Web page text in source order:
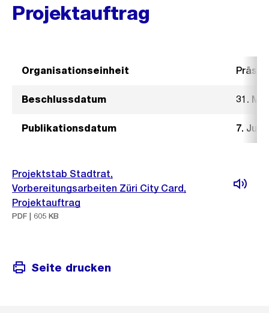
Projektauftrag
Organisationseinheit
Beschlussdatum 31.
Publikationsdatum 7. Juni
Projektstab Stadtrat,
Vorbereitungsarbeiten Züri City Card,
Projektauftrag
PDF | 605 KB
Seite drucken